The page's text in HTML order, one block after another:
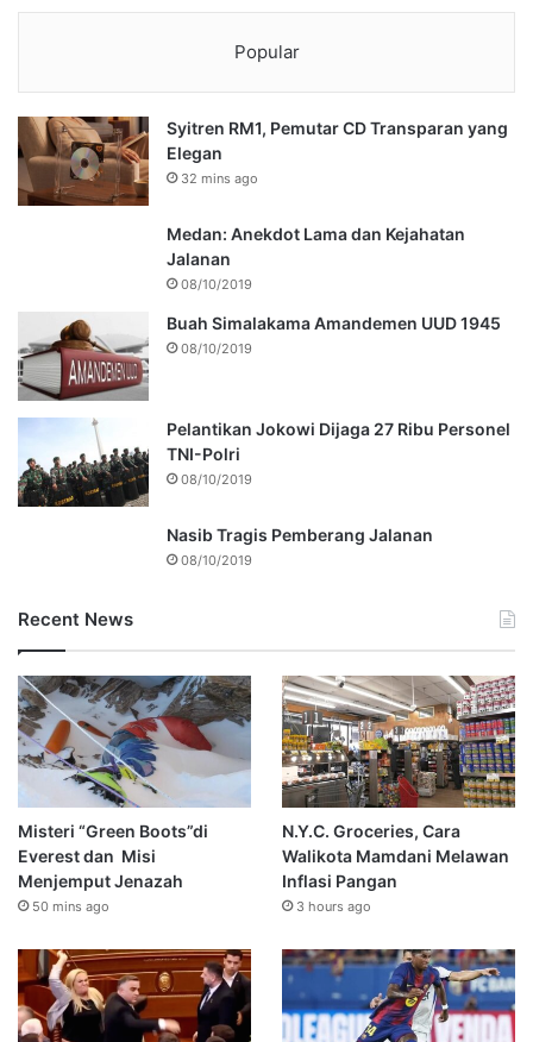
Popular
Syitren RM1, Pemutar CD Transparan yang
Elegan
32 mins ago
Medan: Anekdot Lama dan Kejahatan
Jalanan
08/10/2019
Buah Simalakama Amandemen UUD 1945
08/10/2019
Pelantikan Jokowi Dijaga 27 Ribu Personel
TNI-Polri
08/10/2019
Nasib Tragis Pemberang Jalanan
08/10/2019
Recent News
Misteri “Green Boots”di
Everest dan Misi
Menjemput Jenazah
50 mins ago
N.Y.C. Groceries, Cara
Walikota Mamdani Melawan
Inflasi Pangan
3 hours ago